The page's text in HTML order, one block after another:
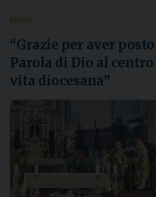
NEWS
“Grazie per aver
Parola di Dio al
vita diocesana”